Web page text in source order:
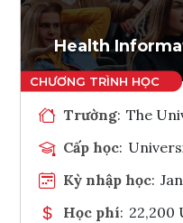
Health
Trường: The
Cấp học:
Kỳ nhập học:
Học phí: 22,200